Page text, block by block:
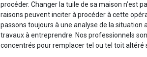
procéder. Changer la tuile de sa maison n’est
raisons peuvent inciter à procéder à cette
passons toujours à une analyse de la situation
travaux à entreprendre. Nos professionnels
concentrés pour remplacer tel ou tel toit altéré